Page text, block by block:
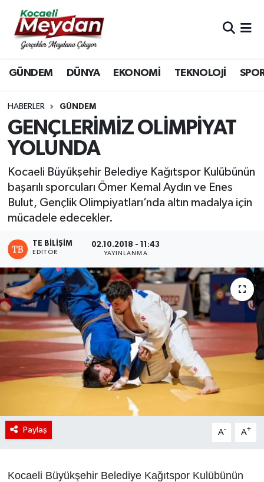
GÜNDEM DÜNYA EKONOMİ TEKNOLOJİ
HABERLER GÜNDEM
GENÇLERİMİZ OLİMPİYAT
YOLUNDA
Kocaeli Büyükşehir Belediye Kağıtspor Kulübünün
başarılı sporcuları Ömer Kemal Aydın ve Enes
Bulut, Gençlik Olimpiyatları’nda altın madalya için
mücadele edecekler.
TE BILIŞIM
EDITÖR
02.10.2018 - 11:43
YAYINLANMA
Paylaş A- A+
Kocaeli Büyükşehir Belediye Kağıtspor Kulübünün
Nöbetçi Eczaneler
Hava Durumu
Trafik Durumu
Süper Lig Puan Durumu ve Fikstür
Son Dakika Haberleri
Haber Arşivi